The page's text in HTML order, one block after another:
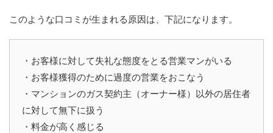
このような口コミが生まれる原因は、下記になります。
・お客様に対して失礼な態度をとる営業マンがいる
・お客様獲得のために過度の営業をおこなう
・マンションのガス契約主（オーナー様）以外の居住者
に対して無下に扱う
・料金が高く感じる